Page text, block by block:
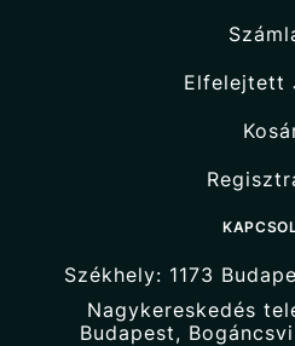
Elfelejtett
Székhely: 1173
Nagykereskedés
Budapest,